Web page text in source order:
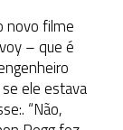
novo filme
– que é
ele estava
“Não,